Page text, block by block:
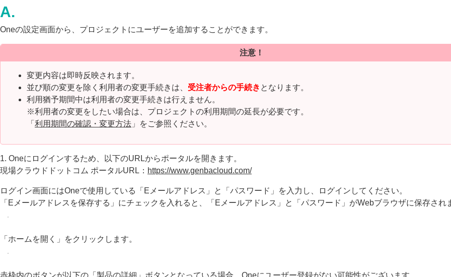
Oneの設定画面から、プロジェクトにユーザーを追加することができます。
注意！
変更内容は即時反映されます。
並び順の変更を除く利用者の変更手続きは、 受注者からの手続き となります。
利用猶予期間中は利用者の変更手続きは行えません。
※利用者の変更をしたい場合は、プロジェクトの利用期間の延長が必要です。
「 利用期間の確認・変更方法 」をご参照ください。
1. Oneにログインするため、以下のURLからポータルを開きます。
現場クラウドドットコム ポータルURL： https://www.genbacloud.com/
ログイン画面にはOneで使用している「Eメールアドレス」と「パスワード」を入力し、ログインしてください。
「Eメールアドレスを保存する」にチェックを入れると、「Eメールアドレス」と「パスワード」がWebブラウザに保存され
「ホームを開く」をクリックします。
赤枠内のボタンが以下の「製品の詳細」ボタンとなっている場合、Oneにユーザー登録がない可能性がございます。